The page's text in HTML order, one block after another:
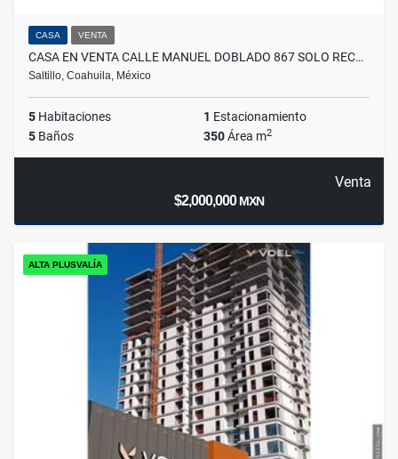
CASA VENTA
CASA EN VENTA CALLE MANUEL DOBLADO 867 SOLO REC…
Saltillo, Coahuila, México
5 Habitaciones 1 Estacionamiento
5 Baños 350Área m2
Venta
$2,000,000MXN
ALTA PLUSVALÍA